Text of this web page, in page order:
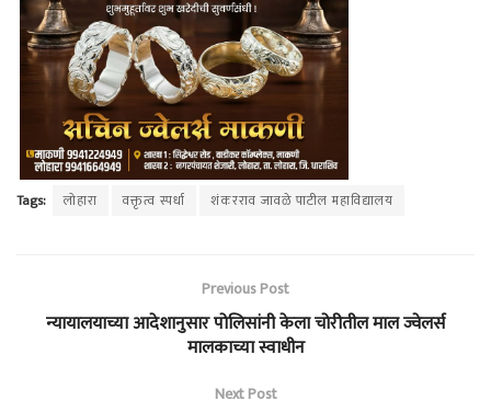
Tags: लोहारा वक्तृत्व स्पर्धा शंकरराव जावळे पाटील महाविद्यालय
Previous Post
न्यायालयाच्या आदेशानुसार पोलिसांनी केला चोरीतील माल ज्वेलर्स
मालकाच्या स्वाधीन
Next Post